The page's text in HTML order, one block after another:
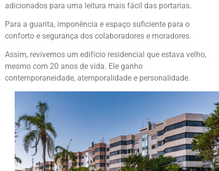
adicionados para uma leitura mais fácil das portarias.
Para a guarita, imponência e espaço suficiente para o
conforto e segurança dos colaboradores e moradores.
Assim, revivemos um edifício residencial que estava velho,
mesmo com 20 anos de vida. Ele ganho
contemporaneidade, atemporalidade e personalidade.